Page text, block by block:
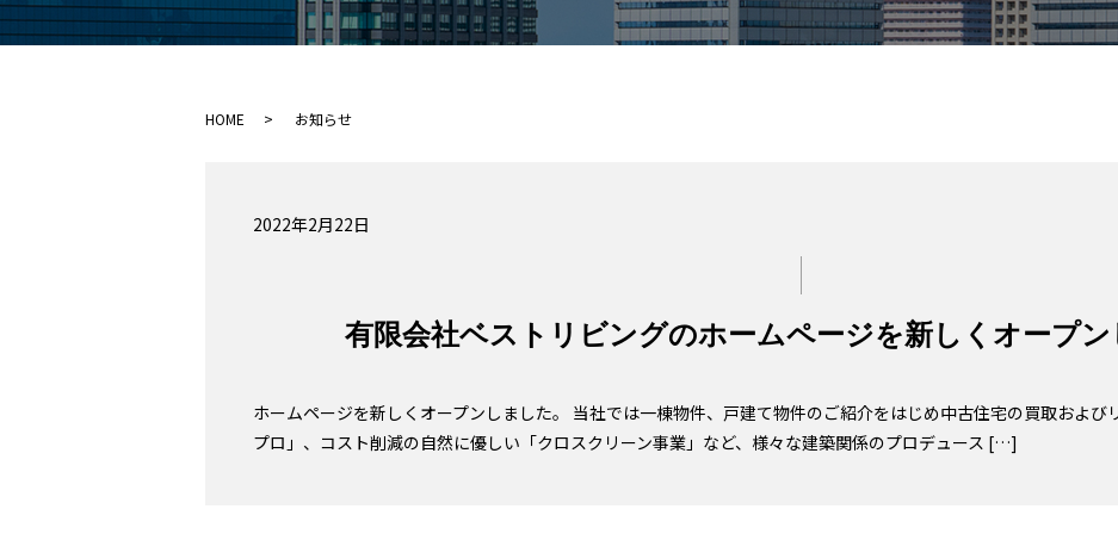
HOME お知らせ
2022年2月22日
有限会社ベストリビングのホームページを新しくオープン
ホームページを新しくオープンしました。 当社では一棟物件、戸建て物件のご紹介をはじめ中古住宅の買取および
プロ」、コスト削減の自然に優しい「クロスクリーン事業」など、様々な建築関係のプロデュース […]